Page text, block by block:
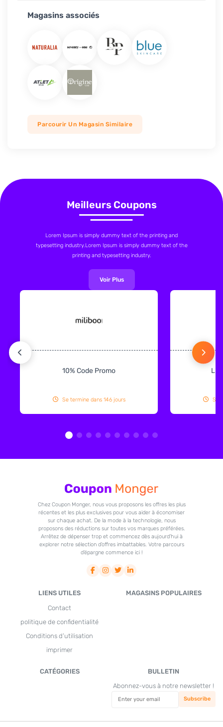
Magasins associés
Parcourir Un Magasin Similaire
Meilleurs Coupons
Lorem Ipsum is simply dummy text of the printing and
typesetting industry.Lorem Ipsum is simply dummy text of the
printing and typesetting industry.
Voir Plus
10% Code Promo
Se termine dans 146 jours Se
Chez Coupon Monger, nous vous proposons les offres les plus
récentes et les plus exclusives pour vous aider à économiser
sur chaque achat. De la mode à la technologie, nous
proposons des réductions sur toutes vos marques préférées.
Arrêtez de dépenser trop et commencez dès aujourd’hui à
explorer notre sélection d’offres imbattables. Votre parcours
d’épargne commence ici !
LIENS UTILES
Contact
politique de confidentialité
Conditions d’utilisation
imprimer
MAGASINS POPULAIRES
CATÉGORIES
BULLETIN
Abonnez-vous à notre newsletter !